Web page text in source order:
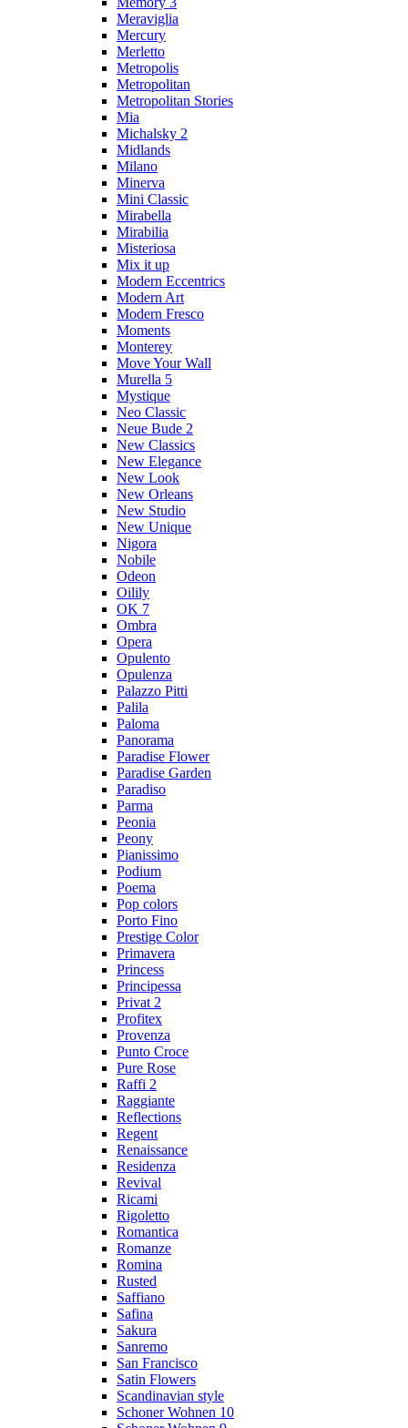
Meraviglia
Mercury
Merletto
Metropolis
Metropolitan
Metropolitan Stories
Mia
Michalsky 2
Midlands
Milano
Minerva
Mini Classic
Mirabella
Mirabilia
Misteriosa
Mix it up
Modern Eccentrics
Modern Art
Modern Fresco
Moments
Monterey
Move Your Wall
Murella 5
Mystique
Neo Classic
Neue Bude 2
New Classics
New Elegance
New Look
New Orleans
New Studio
New Unique
Nigora
Nobile
Odeon
Oilily
OK 7
Ombra
Opera
Opulento
Opulenza
Palazzo Pitti
Palila
Paloma
Panorama
Paradise Flower
Paradise Garden
Paradiso
Parma
Peonia
Peony
Pianissimo
Podium
Poema
Pop colors
Porto Fino
Prestige Color
Primavera
Princess
Principessa
Privat 2
Profitex
Provenza
Punto Croce
Pure Rose
Raffi 2
Raggiante
Reflections
Regent
Renaissance
Residenza
Revival
Ricami
Rigoletto
Romantica
Romanze
Romina
Rusted
Saffiano
Safina
Sakura
Sanremo
San Francisco
Satin Flowers
Scandinavian style
Schoner Wohnen 10